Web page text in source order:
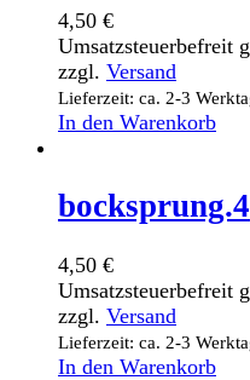
4,50 €
Umsatzsteuerbefreit
zzgl. Versand
Lieferzeit: ca. 2-3
In den Warenkorb
bocksprung.4
4,50 €
Umsatzsteuerbefreit
zzgl. Versand
Lieferzeit: ca. 2-3
In den Warenkorb